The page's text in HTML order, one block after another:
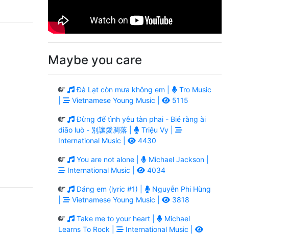
Maybe you care
Đà Lạt còn mưa không em |
Tro Music
Vietnamese Young Music | 5115
Đừng để tình yêu tàn phai - Bié ràng ài
diāo luò - 別讓愛凋落 |
Triệu Vy |
International Music |
4430
You are not alone |
Michael Jackson |
International Music |
4034
Dáng em (lyric #1) |
Nguyễn Phi Hùng
Vietnamese Young Music | 3818
Take me to your heart |
Michael
Learns To Rock |
International Music |